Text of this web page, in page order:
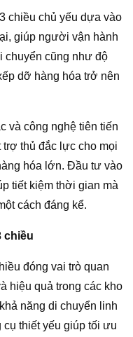
chiều chủ yếu dựa vào
giúp người vận hành
chuyển cũng như độ
dỡ hàng hóa trở nên
và công nghệ tiên tiến
thủ đắc lực cho mọi
hóa lớn. Đầu tư vào
tiết kiệm thời gian mà
cách đáng kể.
chiều
đóng vai trò quan
hiệu quả trong các kho
năng di chuyển linh
cụ thiết yếu giúp tối ưu